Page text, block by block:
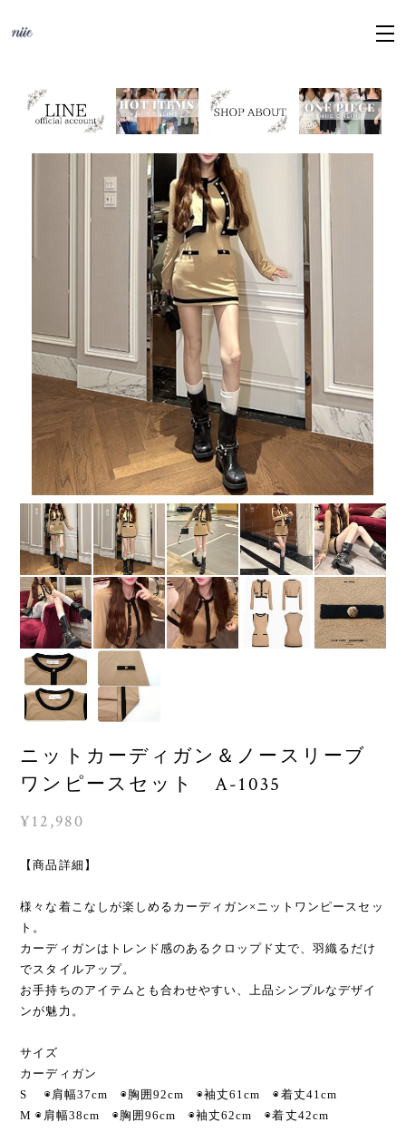
ニットカーディガン＆ノースリーブ
ワンピースセット A-1035
¥12,980
【商品詳細】
様々な着こなしが楽しめるカーディガン×ニットワンピースセッ
ト。
カーディガンはトレンド感のあるクロップド丈で、羽織るだけ
でスタイルアップ。
お手持ちのアイテムとも合わせやすい、上品シンプルなデザイ
ンが魅力。
サイズ
カーディガン
S ◉肩幅37cm ◉胸囲92cm ◉袖丈61cm ◉着丈41cm
M ◉肩幅38cm ◉胸囲96cm ◉袖丈62cm ◉着丈42cm